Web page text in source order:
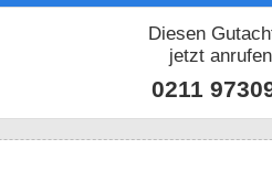
Diesen
jetzt anrufen
0211